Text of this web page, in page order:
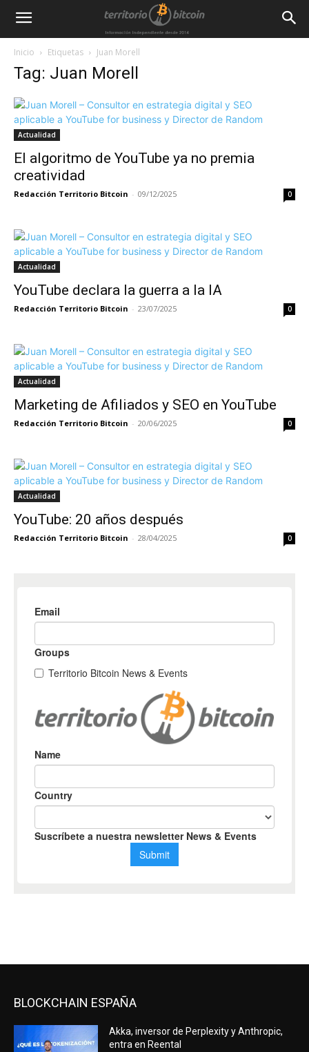
Inicio Etiquetas Juan Morell
Tag: Juan Morell
Actualidad
El algoritmo de YouTube ya no premia
creatividad
Redacción Territorio Bitcoin - 09/12/2025 0
Actualidad
YouTube declara la guerra a la IA
Redacción Territorio Bitcoin - 23/07/2025 0
Actualidad
Marketing de Afiliados y SEO en YouTube
Redacción Territorio Bitcoin - 20/06/2025 0
Actualidad
YouTube: 20 años después
Redacción Territorio Bitcoin - 28/04/2025 0
BLOCKCHAIN ESPAÑA
Akka, inversor de Perplexity y Anthropic,
entra en Reental